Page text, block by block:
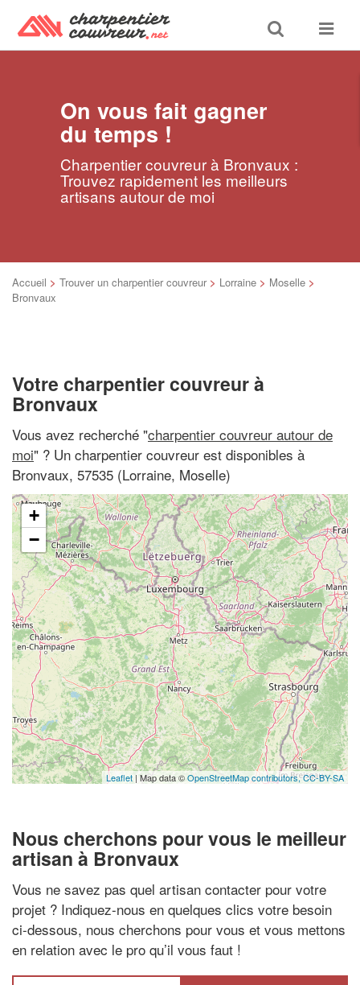
Toggle
search
Toggle
On vous fait gagner
du temps !
Charpentier couvreur à Bronvaux :
Trouvez rapidement les meilleurs
artisans autour de moi
Accueil > Trouver un charpentier couvreur > Lorraine > Moselle >
Bronvaux
Votre charpentier couvreur à
Bronvaux
Vous avez recherché "charpentier couvreur autour de
moi" ? Un charpentier couvreur est disponibles à
Bronvaux, 57535 (Lorraine, Moselle)
+
−
Leaflet | Map data ©OpenStreetMap contributors,CC-BY-SA
Nous cherchons pour vous le meilleur
artisan à Bronvaux
Vous ne savez pas quel artisan contacter pour votre
projet ? Indiquez-nous en quelques clics votre besoin
ci-dessous, nous cherchons pour vous et vous mettons
en relation avec le pro qu’il vous faut !